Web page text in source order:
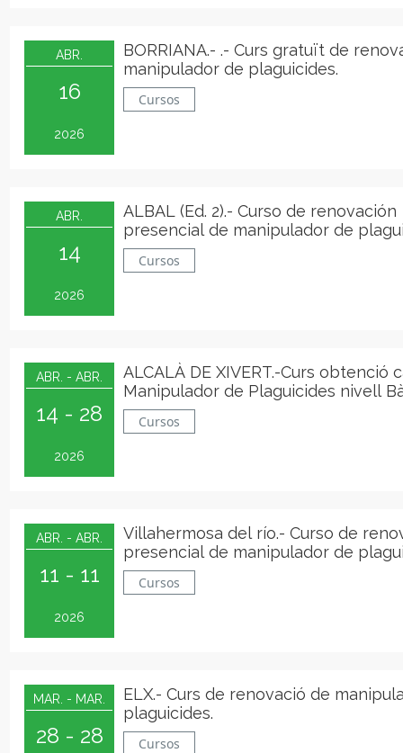
ABR.
16
2026
BORRIANA.- .- Curs gratuït de
manipulador de plaguicides.
Cursos
ABR.
14
2026
ALBAL (Ed. 2).- Curso de renovación
presencial de manipulador de
Cursos
ABR. - ABR.
14 - 28
2026
ALCALÀ DE XIVERT.-Curs obtenció
Manipulador de Plaguicides nivell
Cursos
ABR. - ABR.
11 - 11
2026
Villahermosa del río.- Curso de
presencial de manipulador de
Cursos
MAR. - MAR.
28 - 28
ELX.- Curs de renovació de
plaguicides.
Cursos